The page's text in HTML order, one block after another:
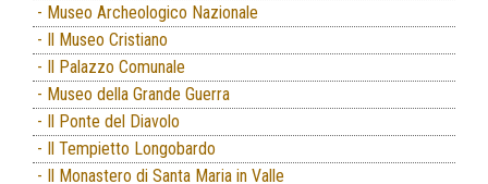
- Museo Archeologico Nazionale
- Il Museo Cristiano
- Il Palazzo Comunale
- Museo della Grande Guerra
- Il Ponte del Diavolo
- Il Tempietto Longobardo
- Il Monastero di Santa Maria in Valle